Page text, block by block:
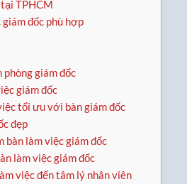
TPHCM
đốc phù hợp
giám đốc
giám đốc
tối ưu với bàn giám đốc
đẹp
bàn làm việc giám đốc
làm việc giám đốc
việc đến tâm lý nhân viên